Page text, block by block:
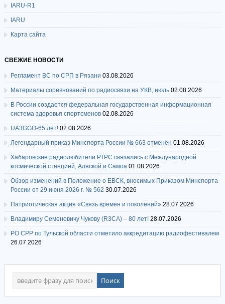
IARU-R1
IARU
Карта сайта
СВЕЖИЕ НОВОСТИ
Регламент ВС по СРП в Рязани 03.08.2026
Материалы соревнований по радиосвязи на УКВ, июль 02.08.2026
В России создается федеральная государственная информационная
система здоровья спортсменов 02.08.2026
UA3GGO-65 лет! 02.08.2026
Легендарный приказ Минспорта России № 663 отменён 01.08.2026
Хабаровские радиолюбители РТРС связались с Международной
космической станцией, Аляской и Самоа 01.08.2026
Обзор изменений в Положение о ЕВСК, вносимых Приказом Минспорта
России от 29 июня 2026 г. № 562 30.07.2026
Патриотическая акция «Связь времен и поколений» 28.07.2026
Владимиру Семеновичу Чукову (R3CA) – 80 лет! 28.07.2026
РО СРР по Тульской области отметило аккредитацию радиофестивалем
26.07.2026